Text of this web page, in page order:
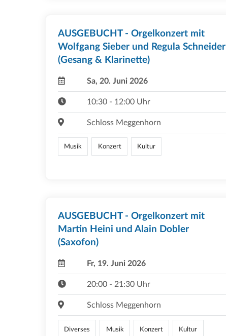
AUSGEBUCHT - Orgelkonzert mit
Wolfgang Sieber und Regula Schneider
(Gesang & Klarinette)
Sa, 20. Juni 2026
10:30 - 12:00 Uhr
Schloss Meggenhorn
Musik Konzert Kultur
AUSGEBUCHT - Orgelkonzert mit
Martin Heini und Alain Dobler
(Saxofon)
Fr, 19. Juni 2026
20:00 - 21:30 Uhr
Schloss Meggenhorn
Diverses Musik Konzert Kultur